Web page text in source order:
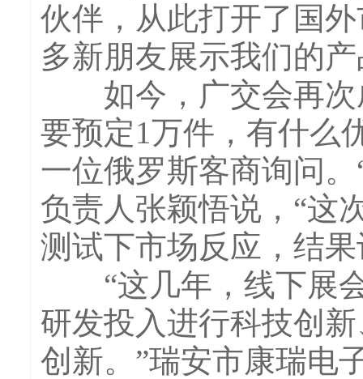
伙伴，从此打开了国
多新朋友展示我们的
如今，广交会再次
要预定1万件，有什么
一位俄罗斯客商询问
负责人张颖悟说，“这
测试下市场反应，结
“这几年，线下展会
研发投入进行科技创
创新。”瑞安市康瑞电